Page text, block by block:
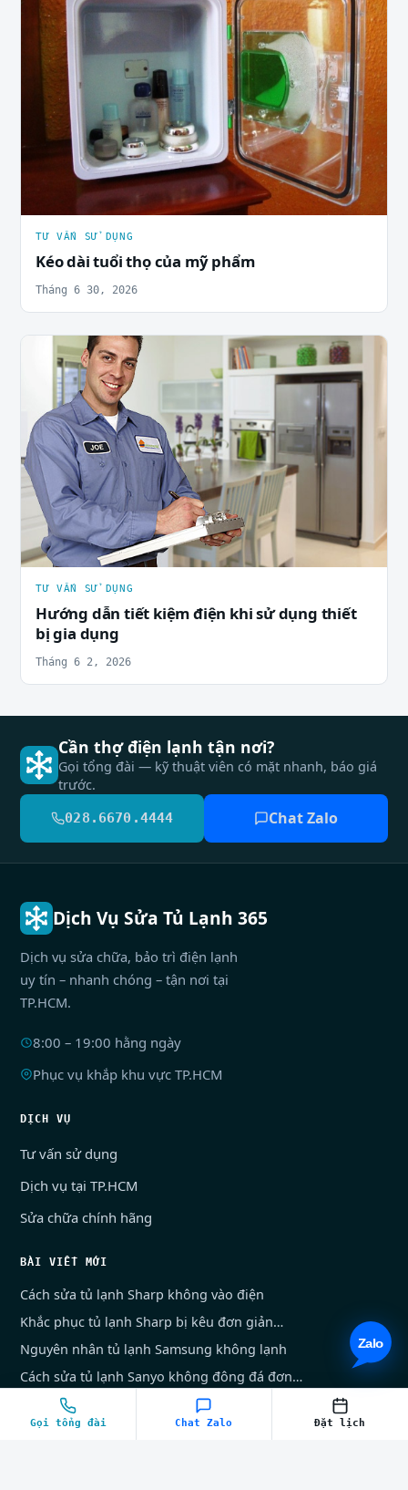
TƯ VẤN SỬ DỤNG
Kéo dài tuổi thọ của mỹ phẩm
Tháng 6 30, 2026
TƯ VẤN SỬ DỤNG
Hướng dẫn tiết kiệm điện khi sử dụng thiết
bị gia dụng
Tháng 6 2, 2026
Cần thợ điện lạnh tận nơi?
Gọi tổng đài — kỹ thuật viên có mặt nhanh, báo giá
trước.
028.6670.4444 Chat Zalo
Dịch Vụ Sửa Tủ Lạnh 365
Dịch vụ sửa chữa, bảo trì điện lạnh
uy tín – nhanh chóng – tận nơi tại
TP.HCM.
8:00 – 19:00 hằng ngày
Phục vụ khắp khu vực TP.HCM
DỊCH VỤ
Tư vấn sử dụng
Dịch vụ tại TP.HCM
Sửa chữa chính hãng
BÀI VIẾT MỚI
Cách sửa tủ lạnh Sharp không vào điện
Khắc phục tủ lạnh Sharp bị kêu đơn giản…
Nguyên nhân tủ lạnh Samsung không lạnh
Cách sửa tủ lạnh Sanyo không đông đá đơn…
LIÊN HỆ
Gọi tổng đài Chat Zalo Đặt lịch